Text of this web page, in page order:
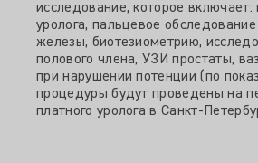
исследование, которое включает:
уролога, пальцевое
железы, биотезиометрию,
полового члена, УЗИ простаты,
при нарушении потенции (по
процедуры будут проведены на
платного уролога в Санкт-